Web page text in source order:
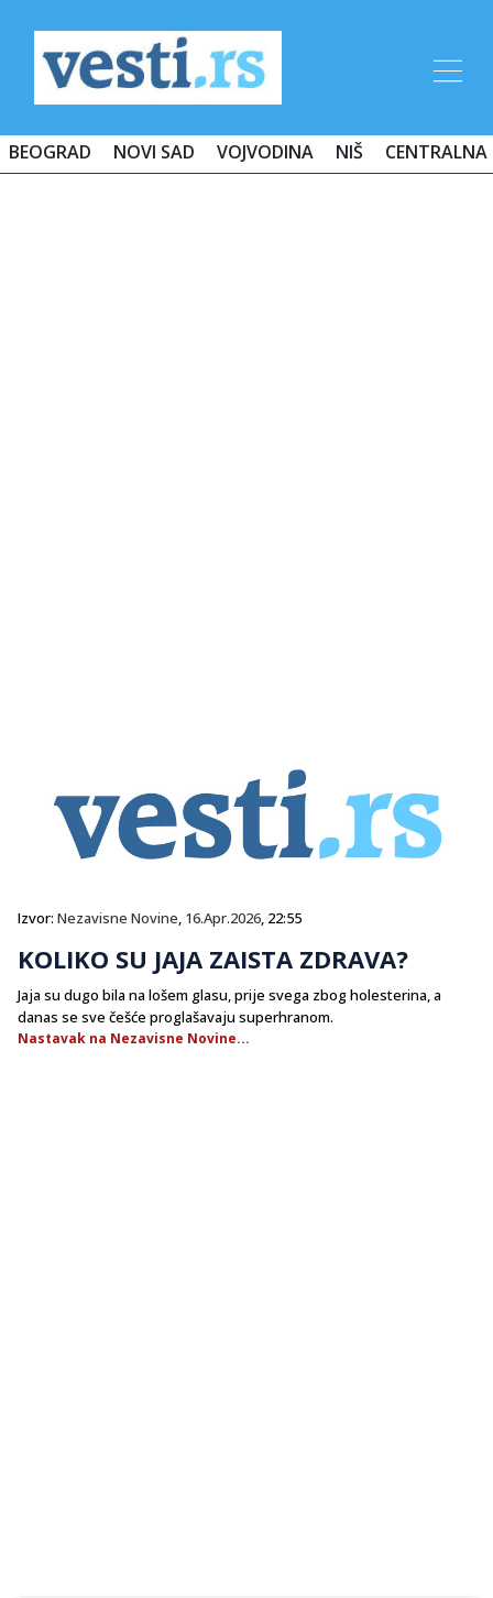
BEOGRAD NOVI SAD VOJVODINA NIŠ CENTRALNA
Izvor: Nezavisne Novine, 16.Apr.2026, 22:55
KOLIKO SU JAJA ZAISTA ZDRAVA?
Jaja su dugo bila na lošem glasu, prije svega zbog holesterina, a
danas se sve češće proglašavaju superhranom.
Nastavak na Nezavisne Novine...